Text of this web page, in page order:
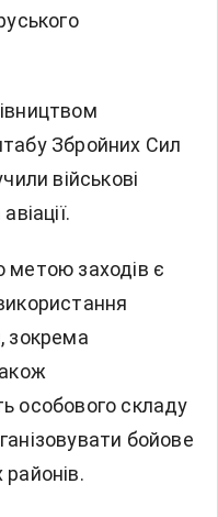
Збройних Сил
військові
метою заходів є
зокрема
особового складу
бойове